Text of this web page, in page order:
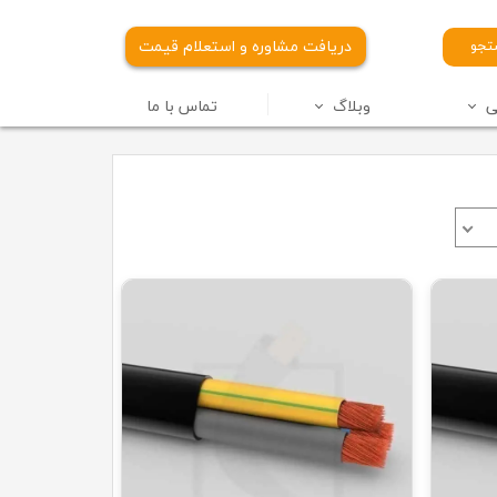
وبلاگ تماس با ما
دریافت مشاوره و استعلام قیمت